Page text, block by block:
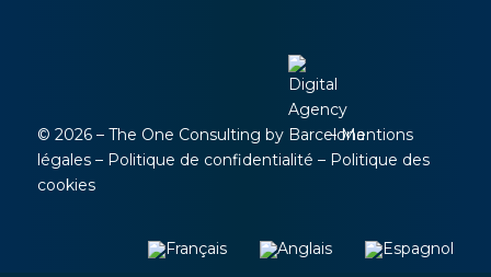
© 2026 – The One Consulting by –Mentions
légales– Politique de confidentialité – Politique des
cookies